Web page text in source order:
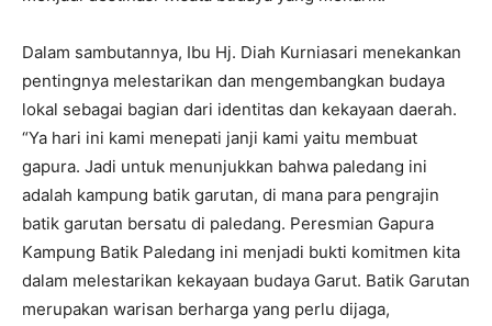
Dalam sambutannya, Ibu Hj. Diah Kurniasari menekankan
pentingnya melestarikan dan mengembangkan budaya
lokal sebagai bagian dari identitas dan kekayaan daerah.
“Ya hari ini kami menepati janji kami yaitu membuat
gapura. Jadi untuk menunjukkan bahwa paledang ini
adalah kampung batik garutan, di mana para pengrajin
batik garutan bersatu di paledang. Peresmian Gapura
Kampung Batik Paledang ini menjadi bukti komitmen kita
dalam melestarikan kekayaan budaya Garut. Batik Garutan
merupakan warisan berharga yang perlu dijaga,